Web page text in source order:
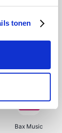
tonen
My Jewellery
Bax Music